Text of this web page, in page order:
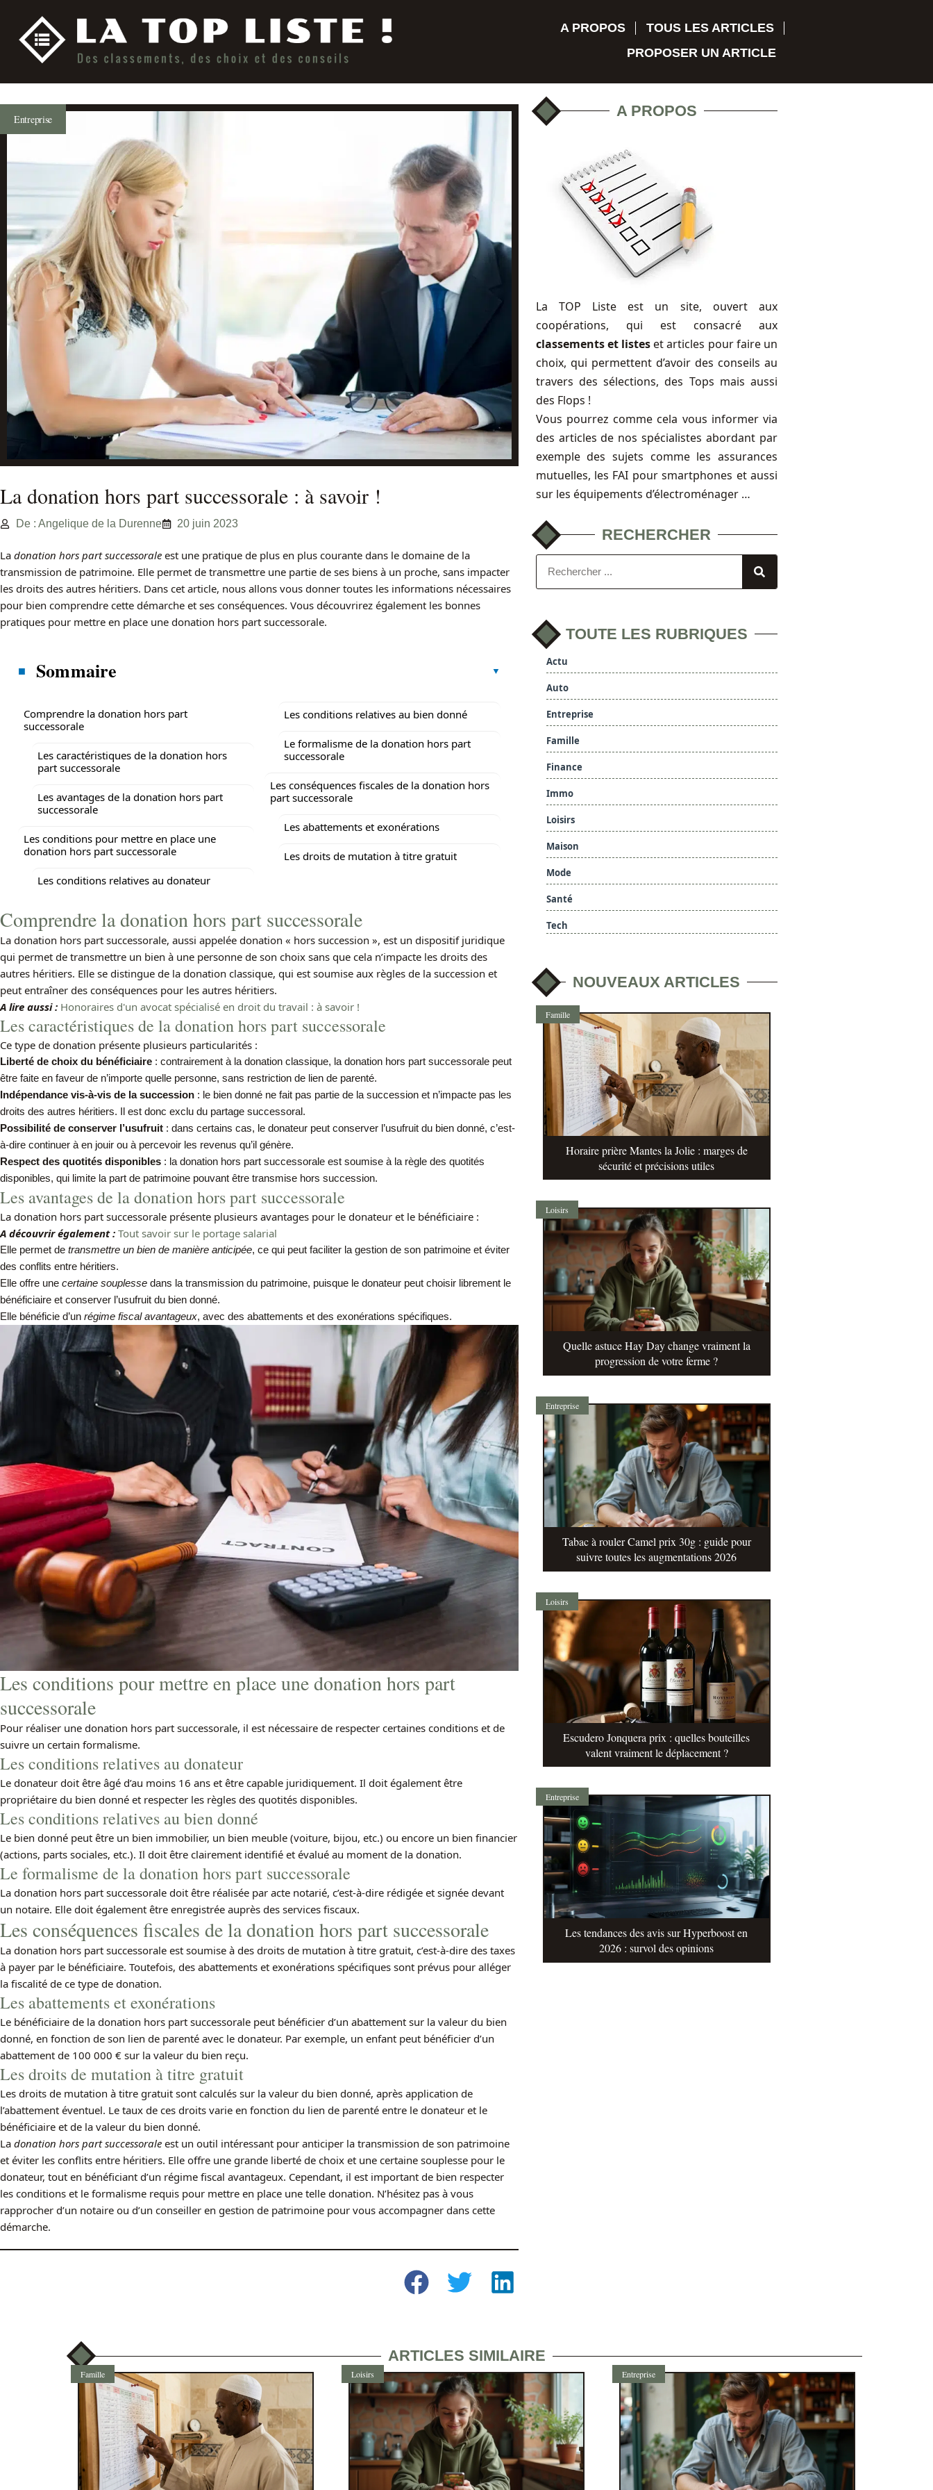
A PROPOS
TOUS LES ARTICLES
PROPOSER UN ARTICLE
Entreprise
La donation hors part successorale : à savoir !
De : Angelique de la Durenne 20 juin 2023
La donation hors part successorale est une pratique de plus en plus courante dans le domaine de la
transmission de patrimoine. Elle permet de transmettre une partie de ses biens à un proche, sans impacter
les droits des autres héritiers. Dans cet article, nous allons vous donner toutes les informations nécessaires
pour bien comprendre cette démarche et ses conséquences. Vous découvrirez également les bonnes
pratiques pour mettre en place une donation hors part successorale.
Sommaire
Comprendre la donation hors part
successorale
Les caractéristiques de la donation hors
part successorale
Les avantages de la donation hors part
successorale
Les conditions pour mettre en place une
donation hors part successorale
Les conditions relatives au donateur
Les conditions relatives au bien donné
Le formalisme de la donation hors part
successorale
Les conséquences fiscales de la donation hors
part successorale
Les abattements et exonérations
Les droits de mutation à titre gratuit
Comprendre la donation hors part successorale
La donation hors part successorale, aussi appelée donation « hors succession », est un dispositif juridique
qui permet de transmettre un bien à une personne de son choix sans que cela n’impacte les droits des
autres héritiers. Elle se distingue de la donation classique, qui est soumise aux règles de la succession et
peut entraîner des conséquences pour les autres héritiers.
A lire aussi : Honoraires d'un avocat spécialisé en droit du travail : à savoir !
Les caractéristiques de la donation hors part successorale
Ce type de donation présente plusieurs particularités :
Liberté de choix du bénéficiaire : contrairement à la donation classique, la donation hors part successorale peut
être faite en faveur de n’importe quelle personne, sans restriction de lien de parenté.
Indépendance vis-à-vis de la succession : le bien donné ne fait pas partie de la succession et n’impacte pas les
droits des autres héritiers. Il est donc exclu du partage successoral.
Possibilité de conserver l’usufruit : dans certains cas, le donateur peut conserver l’usufruit du bien donné, c’est-
à-dire continuer à en jouir ou à percevoir les revenus qu’il génère.
Respect des quotités disponibles : la donation hors part successorale est soumise à la règle des quotités
disponibles, qui limite la part de patrimoine pouvant être transmise hors succession.
Les avantages de la donation hors part successorale
La donation hors part successorale présente plusieurs avantages pour le donateur et le bénéficiaire :
A découvrir également : Tout savoir sur le portage salarial
Elle permet de transmettre un bien de manière anticipée, ce qui peut faciliter la gestion de son patrimoine et éviter
des conflits entre héritiers.
Elle offre une certaine souplesse dans la transmission du patrimoine, puisque le donateur peut choisir librement le
bénéficiaire et conserver l’usufruit du bien donné.
Elle bénéficie d’un régime fiscal avantageux, avec des abattements et des exonérations spécifiques.
Les conditions pour mettre en place une donation hors part
successorale
Pour réaliser une donation hors part successorale, il est nécessaire de respecter certaines conditions et de
suivre un certain formalisme.
Les conditions relatives au donateur
Le donateur doit être âgé d’au moins 16 ans et être capable juridiquement. Il doit également être
propriétaire du bien donné et respecter les règles des quotités disponibles.
Les conditions relatives au bien donné
Le bien donné peut être un bien immobilier, un bien meuble (voiture, bijou, etc.) ou encore un bien financier
(actions, parts sociales, etc.). Il doit être clairement identifié et évalué au moment de la donation.
Le formalisme de la donation hors part successorale
La donation hors part successorale doit être réalisée par acte notarié, c’est-à-dire rédigée et signée devant
un notaire. Elle doit également être enregistrée auprès des services fiscaux.
Les conséquences fiscales de la donation hors part successorale
La donation hors part successorale est soumise à des droits de mutation à titre gratuit, c’est-à-dire des taxes
à payer par le bénéficiaire. Toutefois, des abattements et exonérations spécifiques sont prévus pour alléger
la fiscalité de ce type de donation.
Les abattements et exonérations
Le bénéficiaire de la donation hors part successorale peut bénéficier d’un abattement sur la valeur du bien
donné, en fonction de son lien de parenté avec le donateur. Par exemple, un enfant peut bénéficier d’un
abattement de 100 000 € sur la valeur du bien reçu.
Les droits de mutation à titre gratuit
Les droits de mutation à titre gratuit sont calculés sur la valeur du bien donné, après application de
l’abattement éventuel. Le taux de ces droits varie en fonction du lien de parenté entre le donateur et le
bénéficiaire et de la valeur du bien donné.
La donation hors part successorale est un outil intéressant pour anticiper la transmission de son patrimoine
et éviter les conflits entre héritiers. Elle offre une grande liberté de choix et une certaine souplesse pour le
donateur, tout en bénéficiant d’un régime fiscal avantageux. Cependant, il est important de bien respecter
les conditions et le formalisme requis pour mettre en place une telle donation. N’hésitez pas à vous
rapprocher d’un notaire ou d’un conseiller en gestion de patrimoine pour vous accompagner dans cette
démarche.
A PROPOS
La TOP Liste est un site, ouvert aux
coopérations, qui est consacré aux
classements et listeset articles pour faire un
choix, qui permettent d’avoir des conseils au
travers des sélections, des Tops mais aussi
des Flops !
Vous pourrez comme cela vous informer via
des articles de nos spécialistes abordant par
exemple des sujets comme les assurances
mutuelles, les FAI pour smartphones et aussi
sur les équipements d’électroménager …
RECHERCHER
TOUTE LES RUBRIQUES
Actu
Auto
Entreprise
Famille
Finance
Immo
Loisirs
Maison
Mode
Santé
Tech
NOUVEAUX ARTICLES
Famille
Horaire prière Mantes la Jolie : marges de
sécurité et précisions utiles
Loisirs
Quelle astuce Hay Day change vraiment la
progression de votre ferme ?
Entreprise
Tabac à rouler Camel prix 30g : guide pour
suivre toutes les augmentations 2026
Loisirs
Escudero Jonquera prix : quelles bouteilles
valent vraiment le déplacement ?
Entreprise
Les tendances des avis sur Hyperboost en
2026 : survol des opinions
ARTICLES SIMILAIRE
Famille Loisirs Entreprise